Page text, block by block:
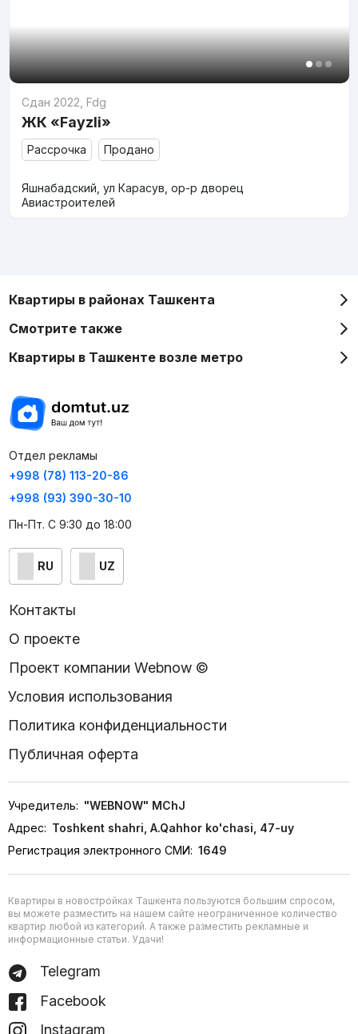
Сдан 2022 Fdg
ЖК «Fayzli»
Рассрочка Продано
Яшнабадский, ул Карасув, ор-р дворец
Авиастроителей
Квартиры в районах Ташкента
Смотрите также
Квартиры в Ташкенте возле метро
Отдел рекламы
+998 (78) 113-20-86
+998 (93) 390-30-10
Пн-Пт. С 9:30 до 18:00
RU UZ
Контакты
О проекте
Проект компании Webnow ©
Условия использования
Политика конфиденциальности
Публичная оферта
Учредитель: "WEBNOW" MChJ
Адрес: Toshkent shahri, A.Qahhor ko'chasi, 47-uy
Регистрация электронного СМИ: 1649
Квартиры в новостройках Ташкента пользуются большим спросом,
вы можете разместить на нашем сайте неограниченное количество
квартир любой из категорий. А также разместить рекламные и
информационные статьи. Удачи!
Telegram
Facebook
Instagram